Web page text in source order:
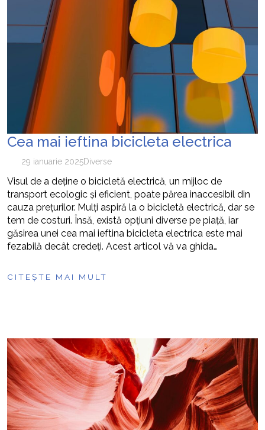
Cea mai ieftina bicicleta electrica
29 ianuarie 2025Diverse
Visul de a deține o bicicletă electrică, un mijloc de
transport ecologic și eficient, poate părea inaccesibil din
cauza prețurilor. Mulți aspiră la o bicicletă electrică, dar se
tem de costuri. Însă, există opțiuni diverse pe piață, iar
găsirea unei cea mai ieftina bicicleta electrica este mai
fezabilă decât credeți. Acest articol vă va ghida…
CITEȘTE MAI MULT